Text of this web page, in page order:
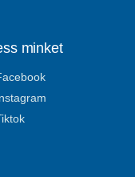
minket